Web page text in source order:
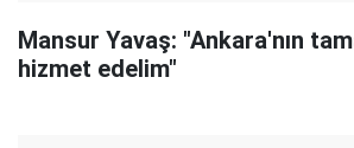
Mansur Yavaş: "Ankara'nın
hizmet edelim"